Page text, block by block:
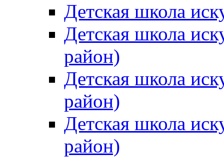
Детская школа
Детская школа
район)
Детская школа
район)
Детская школа
район)